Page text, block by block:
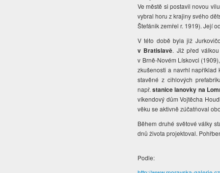
Ve městě si postavil novou
vybral horu z krajiny svého
Štefánik zemřel r. 1919). Její
V této době byla již
v Bratislavě. Již před
v Brně-Novém Lískovci
zkušenosti a navrhl například
stavěné z cihlových
např.stanice lanovky na
víkendový dům Vojtěcha
věku se aktivně zúčatňoval
Během druhé světové války
dnů života projektoval.
Podle: